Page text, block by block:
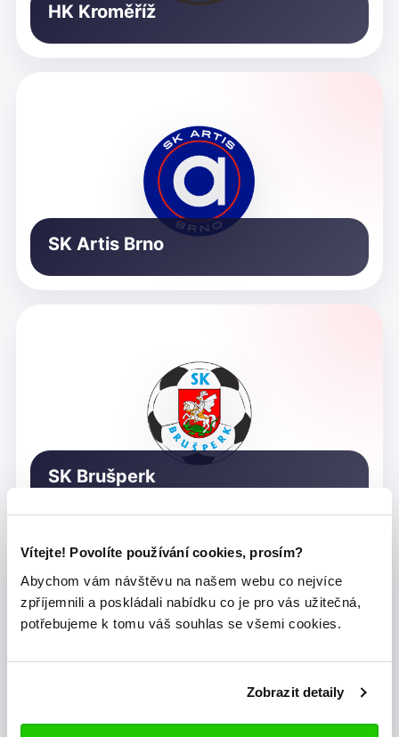
Vítejte! Povolíte používání cookies, prosím?
Abychom vám návštěvu na našem webu co nejvíce
zpříjemnili a poskládali nabídku co je pro vás užitečná,
potřebujeme k tomu váš souhlas se všemi cookies.
Zobrazit detaily
HK Kroměříž
SK Artis Brno
SK Brušperk